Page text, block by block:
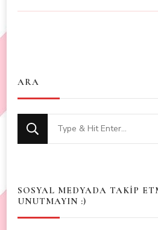
ARA
Looking
for
SOSYAL MEDYADA TAKİP
UNUTMAYIN :)